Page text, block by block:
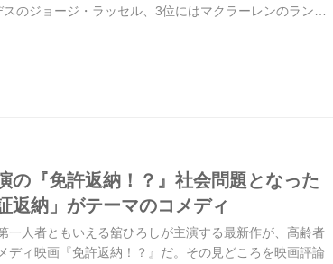
のジョージ・ラッセル、3位にはマクラーレンのラン
リカGP以来のイギリス人ドライバーの表彰台独占となっ
の『免許返納！？』社会問題となった
返納」がテーマのコメディ
一人者ともいえる舘ひろしが主演する最新作が、高齢者
ディ映画『免許返納！？』だ。その見どころを映画評論